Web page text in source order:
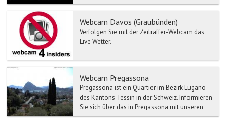
Webcam Davos (Graubünden)
Verfolgen Sie mit der Zeitraffer-Webcam das
Live Wetter.
Webcam Pregassona
Pregassona ist ein Quartier im Bezirk Lugano
des Kantons Tessin in der Schweiz. Informieren
Sie sich über das in Pregassona mit unseren
Wett...